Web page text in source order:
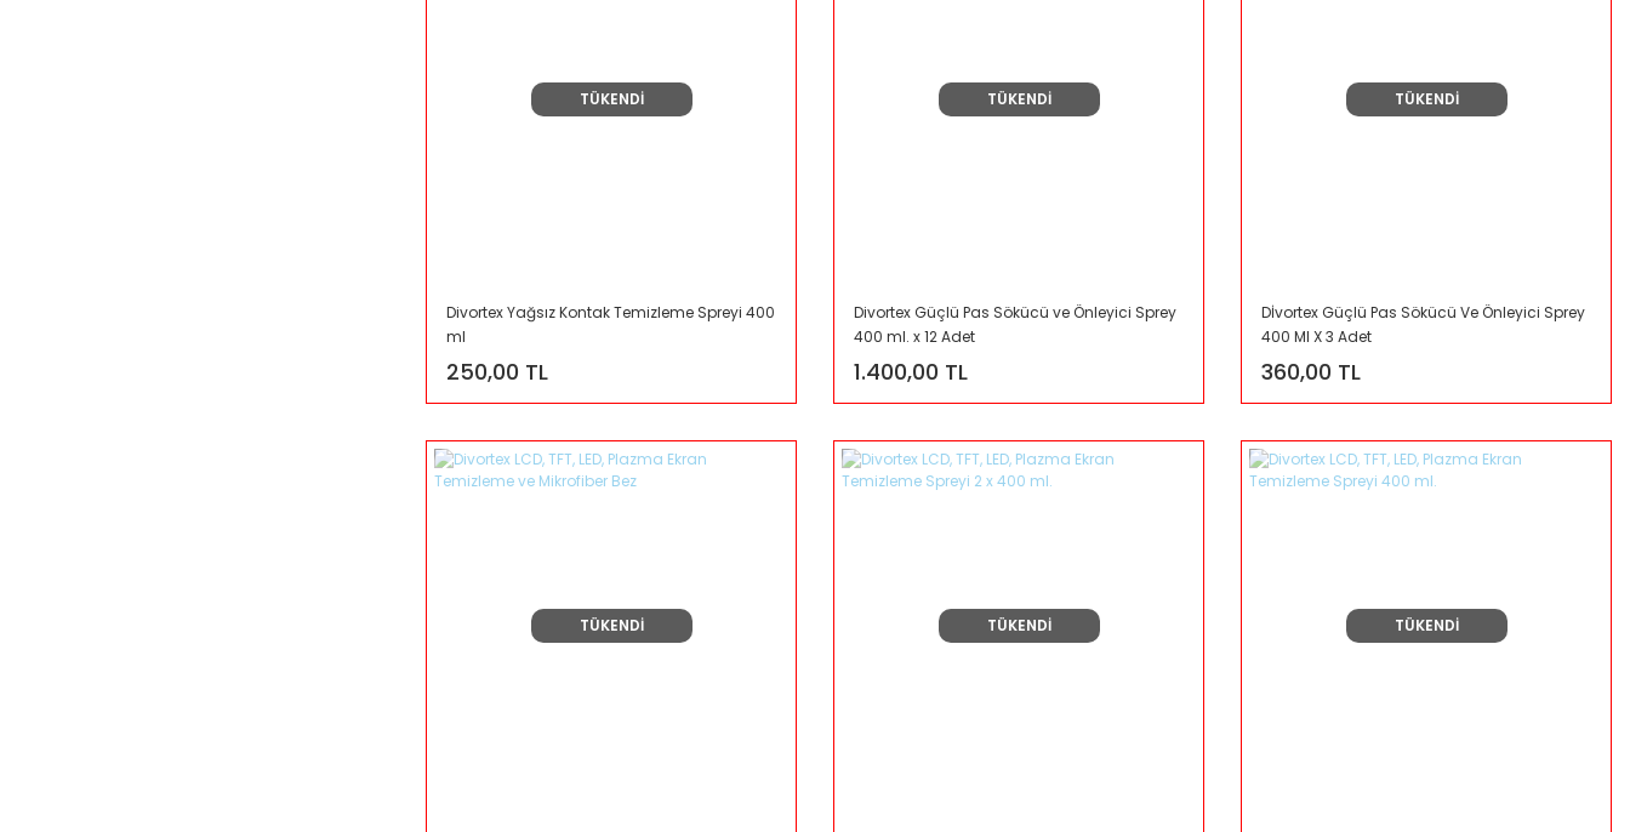
TÜKENDİ
Divortex Yağsız Kontak Temizleme Spreyi 400
ml
250,00 TL
TÜKENDİ
Divortex Güçlü Pas Sökücü ve Önleyici Sprey
400 ml. x 12 Adet
1.400,00 TL
TÜKENDİ
Dİvortex Güçlü Pas Sökücü Ve Önleyici Sprey
400 Ml X 3 Adet
360,00 TL
TÜKENDİ TÜKENDİ TÜKENDİ